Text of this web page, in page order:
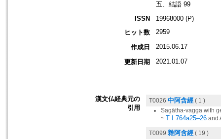
五、結語 99
ISSN
19968000 (P)
ヒット数
2959
作成日 2015.06.17
更新日期 2021.01.07
漢文仏経典元の
引用
T0026 中阿含經 ( 1 )
Sagātha-vagga with
~ T I 764a25–26 and
T0099 雜阿含經 ( 19 )